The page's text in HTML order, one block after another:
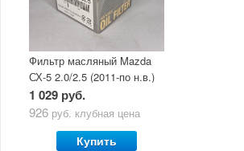
Фильтр масляный Mazda
СХ-5 2.0/2.5 (2011-по н.в.)
1 029 руб.
926 руб. клубная цена
Купить